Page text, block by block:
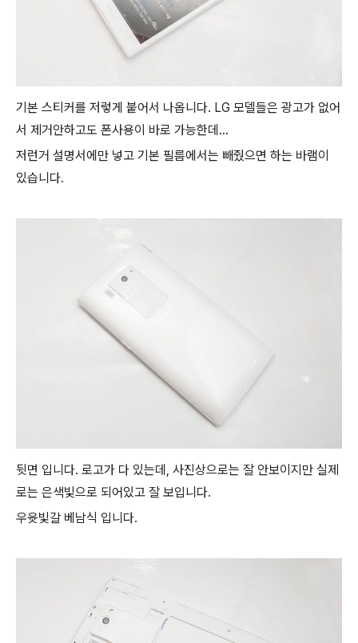
기본 스티커를 저렇게 붙어서 나옵니다. LG 모델들은 광고가 없어
서 제거안하고도 폰사용이 바로 가능한데...
저런거 설명서에만 넣고 기본 필름에서는 빼줬으면 하는 바램이
있습니다.
뒷면 입니다. 로고가 다 있는데, 사진상으로는 잘 안보이지만 실제
로는 은색빛으로 되어있고 잘 보입니다.
우윳빛갈 베남식 입니다.